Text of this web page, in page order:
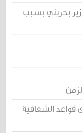
بحريني بسبب
قواعد الشفافية